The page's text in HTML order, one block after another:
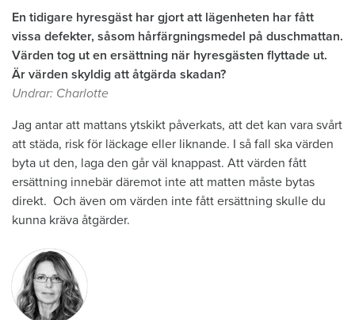
En tidigare hyresgäst har gjort att lägenheten har fått
vissa defekter, såsom hårfärgningsmedel på duschmattan.
Värden tog ut en ersättning när hyresgästen flyttade ut.
Är värden skyldig att åtgärda skadan?
Undrar: Charlotte
Jag antar att mattans ytskikt påverkats, att det kan vara svårt
att städa, risk för läckage eller liknande. I så fall ska värden
byta ut den, laga den går väl knappast. Att värden fått
ersättning innebär däremot inte att matten måste bytas
direkt. Och även om värden inte fått ersättning skulle du
kunna kräva åtgärder.